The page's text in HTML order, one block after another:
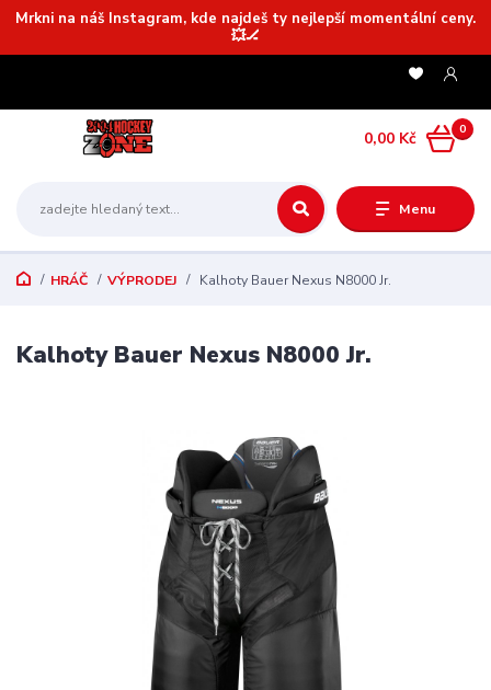
Mrkni na náš Instagram, kde najdeš ty nejlepší momentální ceny.
💥🏒
Menu
0
0,00 Kč
HRÁČ VÝPRODEJ Kalhoty Bauer Nexus N8000 Jr.
Kalhoty Bauer Nexus N8000 Jr.